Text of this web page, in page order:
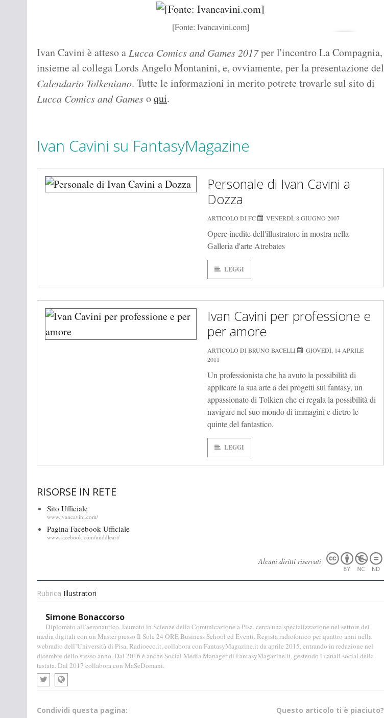
[Fonte: Ivancavini.com]
Ivan Cavini è atteso aLucca Comics and Games 2017per l'incontro La Compagnia,
insieme al collega Lords Angelo Montanini, e, ovviamente, per la presentazione del
Calendario Tolkeniano. Tutte le informazioni in merito potrete trovarle sul sito di
Lucca Comics and Gamesoqui.
Ivan Cavini su FantasyMagazine
Personale di Ivan Cavini a
Dozza
ARTICOLO DI FC VENERDÌ, 8 GIUGNO 2007
Opere inedite dell'illustratore in mostra nella
Galleria d'arte Atrebates
LEGGI
Ivan Cavini per professione e
per amore
ARTICOLO DI BRUNO BACELLI
GIOVEDÌ, 14 APRILE
2011
Un professionista che ha avuto la possibilità di
applicare la sua arte a dei progetti sul fantasy, un
appassionato di Tolkien che ci regala la possibilità di
navigare nel suo mondo di immagini e dietro le
quinte del fantastico.
LEGGI
RISORSE IN RETE
Sito Ufficiale
www.ivancavini.com/
Pagina Facebook Ufficiale
www.facebook.com/middleart/
Alcuni diritti riservati
Rubrica Illustratori
Simone Bonaccorso
Diplomato all’aeronautico, laureato in Scienze della Comunicazione a Pisa, cerca una specializzazione nel settore dei
media digitali con un Master presso Il Sole 24 ORE Business School ed Eventi. Regista radiofonico per quattro anni nella
webradio dell’Università di Pisa, Radioeco.it, collabora con FantasyMagazine.it da aprile 2015, entrando in redazione nel
dicembre dello stesso anno. Dal 2016 è anche Social Media Manager di FantasyMagazine.it, gestendo i canali social della
testata. Dal 2017 collabora con MaSeDomani.
Questo articolo ti è piaciuto?
Condividi questa pagina: